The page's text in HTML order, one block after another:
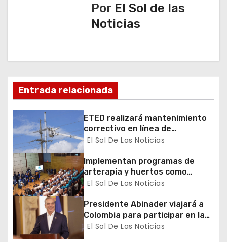
ó
n
d
e
e
n
t
r
a
Por El Sol de las
Noticias
Entrada relacionada
ETED realizará mantenimiento
correctivo en línea de
transmisión de la región Sur
El Sol De Las Noticias
Implementan programas de
arterapia y huertos como
herramientas para la
social
El Sol De Las Noticias
Presidente Abinader viajará a
Colombia para participar en la
toma de posesión de Abelardo
de la Espriella
El Sol De Las Noticias